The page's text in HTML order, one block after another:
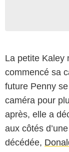
La petite Kaley
commencé sa
future Penny
caméra pour
après, elle a
aux côtés
décédée,